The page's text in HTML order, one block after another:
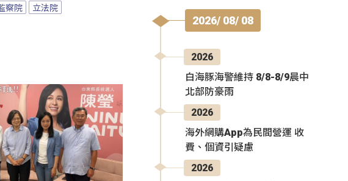
察院 立法院
2026/ 08/ 08
2026
白海豚海警維持 8/8-8/9晨中
北部防豪雨
2026
海外網購App為民間營運 收
費、個資引疑慮
2026